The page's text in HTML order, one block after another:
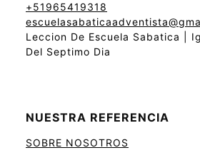
+51965419318
Leccion De Escuela Sabatica |
Del Septimo Dia
NUESTRA REFERENCIA
SOBRE NOSOTROS